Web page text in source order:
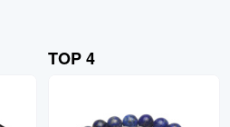
TOP 4